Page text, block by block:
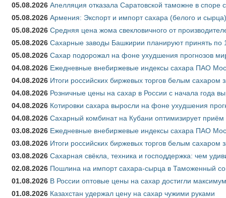
05.08.2026 Апелляция отказала Саратовской таможне в
05.08.2026 Армения: Экспорт и импорт сахара (белого и
05.08.2026 Средняя цена жома свекловичного от
05.08.2026 Сахарные заводы Башкирии планируют принять по
05.08.2026 Сахар подорожал на фоне ухудшения прогнозов
04.08.2026 Ежедневные внебиржевые индексы сахара ПАО
04.08.2026 Итоги российских биржевых торгов белым сахаром
04.08.2026 Розничные цены на сахар в России с начала года
04.08.2026 Котировки сахара выросли на фоне ухудшения
04.08.2026 Сахарный комбинат на Кубани оптимизирует приём
03.08.2026 Ежедневные внебиржевые индексы сахара ПАО
03.08.2026 Итоги российских биржевых торгов белым сахаром
03.08.2026 Сахарная свёкла, техника и господдержка: чем
02.08.2026 Пошлина на импорт сахара-сырца в Таможенный
01.08.2026 В России оптовые цены на сахар достигли
01.08.2026 Казахстан удержал цену на сахар чужими руками